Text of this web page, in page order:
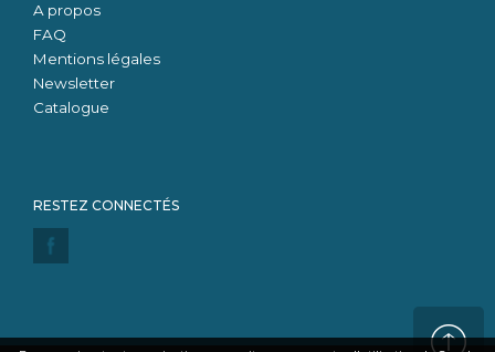
A propos
FAQ
Mentions légales
Newsletter
Catalogue